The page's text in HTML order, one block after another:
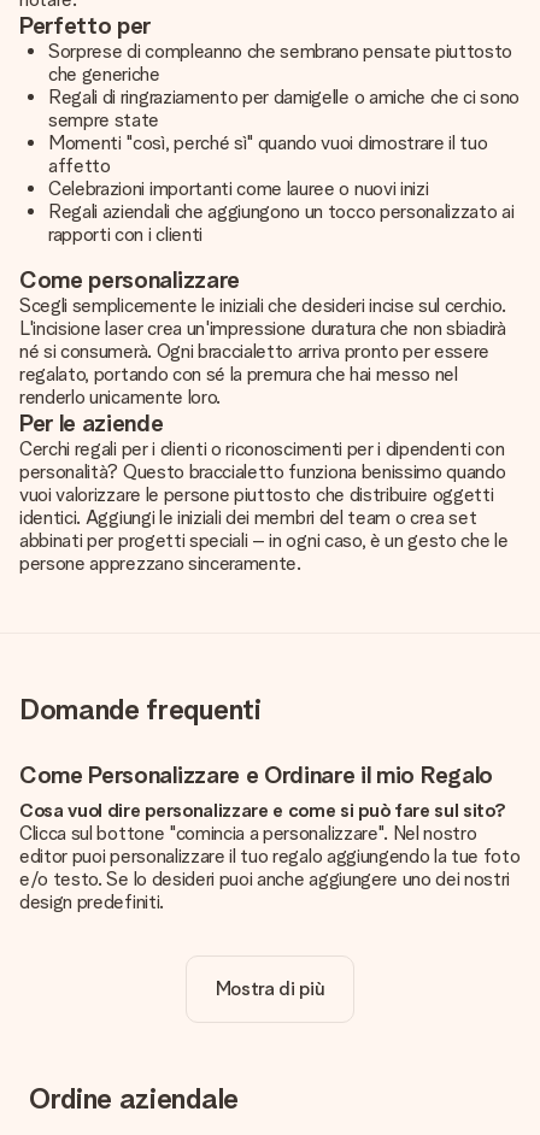
Perfetto per
Sorprese di compleanno che sembrano pensate piuttosto
che generiche
Regali di ringraziamento per damigelle o amiche che ci sono
sempre state
Momenti "così, perché sì" quando vuoi dimostrare il tuo
affetto
Celebrazioni importanti come lauree o nuovi inizi
Regali aziendali che aggiungono un tocco personalizzato ai
rapporti con i clienti
Come personalizzare
Scegli semplicemente le iniziali che desideri incise sul cerchio.
L'incisione laser crea un'impressione duratura che non sbiadirà
né si consumerà. Ogni braccialetto arriva pronto per essere
regalato, portando con sé la premura che hai messo nel
renderlo unicamente loro.
Per le aziende
Cerchi regali per i clienti o riconoscimenti per i dipendenti con
personalità? Questo braccialetto funziona benissimo quando
vuoi valorizzare le persone piuttosto che distribuire oggetti
identici. Aggiungi le iniziali dei membri del team o crea set
abbinati per progetti speciali – in ogni caso, è un gesto che le
persone apprezzano sinceramente.
Domande frequenti
Come Personalizzare e Ordinare il mio Regalo
Cosa vuol dire personalizzare e come si può fare sul sito?
Clicca sul bottone "comincia a personalizzare". Nel nostro
editor puoi personalizzare il tuo regalo aggiungendo la tue foto
e/o testo. Se lo desideri puoi anche aggiungere uno dei nostri
design predefiniti.
Certo! Il prezzo mostrato include sempre la personalizzazione
Vogliamo assicurarci che tu sia completamente soddisfatto
del tuo regalo. Per questo è importante utilizzare foto di alta
Mostra di più
Ordine aziendale